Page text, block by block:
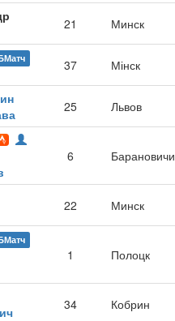
21 Минск
37 Мінск
25 Львов
6 Барановичи
22 Минск
1 Полоцк
34 Кобрин